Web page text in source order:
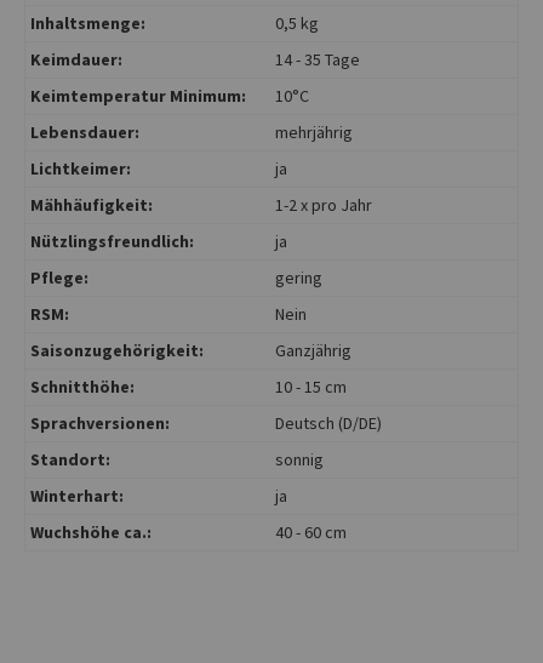
Inhaltsmenge:
0,5 kg
Keimdauer:
14 - 35 Tage
Keimtemperatur Minimum:
10°C
Lebensdauer:
mehrjährig
Lichtkeimer:
ja
Mähhäufigkeit:
1-2 x pro Jahr
Nützlingsfreundlich:
ja
Pflege:
gering
RSM:
Nein
Saisonzugehörigkeit:
Ganzjährig
Schnitthöhe:
10 - 15 cm
Sprachversionen:
Deutsch (D/DE)
Standort:
sonnig
Winterhart:
ja
Wuchshöhe ca.:
40 - 60 cm